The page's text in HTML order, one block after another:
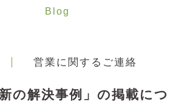
Blog
営業に関するご連絡
の解決事例」の掲載につ